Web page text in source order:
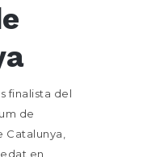
finalista del
de
Catalunya,
en